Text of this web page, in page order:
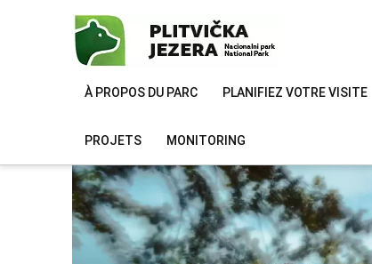
À PROPOS DU PARC PLANIFIEZ VOTRE VISITE
PROJETS MONITORING